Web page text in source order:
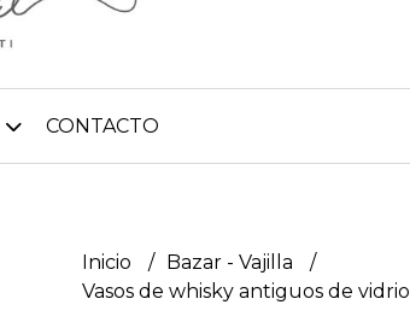
CONTACTO
Inicio
Bazar - Vajilla
Vasos de whisky antiguos de vidrio